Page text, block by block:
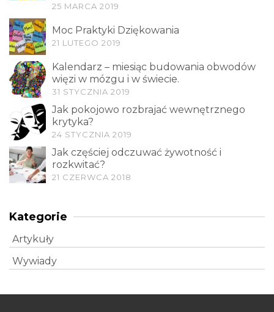
25 MARCA 2019
Moc Praktyki Dziękowania
21 LUTEGO 2019
Kalendarz – miesiąc budowania obwodów
więzi w mózgu i w świecie.
31 STYCZNIA 2019
Jak pokojowo rozbrajać wewnętrznego
krytyka?
24 STYCZNIA 2019
Jak częściej odczuwać żywotność i
rozkwitać?
21 CZERWCA 2018
Kategorie
Artykuły
Wywiady